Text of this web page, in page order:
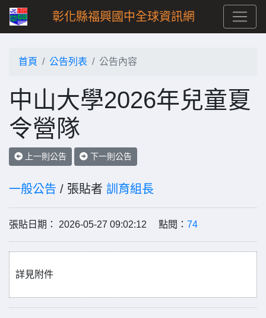
彰化縣福興國中全球資訊網
首頁 公告列表 公告內容
中山大學2026年兒童夏
令營隊
上一則公告 下一則公告
一般公告 / 張貼者 訓育組長
張貼日期： 2026-05-27 09:02:12 點閱： 74
詳見附件